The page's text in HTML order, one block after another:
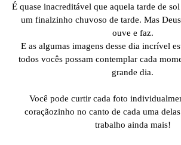
É quase inacreditável que aquela tarde de
um finalzinho chuvoso de tarde. Mas
ouve e faz.
E as algumas imagens desse dia incrível
todos vocês possam contemplar cada
grande dia.
Você pode curtir cada foto
coraçãozinho no canto de cada uma
trabalho ainda mais!